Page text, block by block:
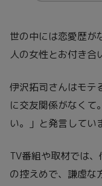
世の中には恋愛歴が
人の女性とお付き合
伊沢拓司さんはモテ
に交友関係がなくて
い。」と発言してい
TV番組や取材では
の控えめで、謙虚な